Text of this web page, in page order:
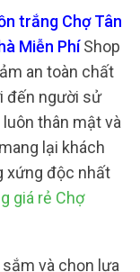
trắng Chợ Tân
Miễn PhíShop
an toàn chất
đến người sử
thân mật và
lại khách
xứng độc nhất
giá rẻ Chợ
và chọn lựa